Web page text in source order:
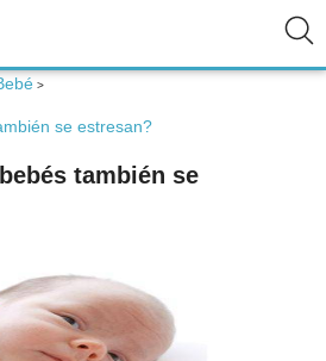
>
se estresan?
también se